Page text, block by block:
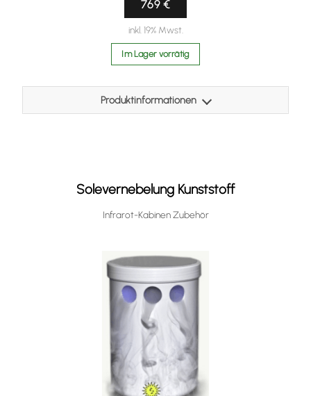
769 €
inkl. 19% Mwst.
Im Lager vorrätig
Produktinformationen
die Sole wird mikroskopisch fein zerstäubt, es entsteht ein
ähnliches Klima wie am Meer.
Nur fein und unjodiertes Salz verwenden, keine Duftstoffe
in den Behälter zusätzlich einfügen, nach dem benutzen
mit klarem Wasser reinigen
Solevernebelung Kunststoff
Infrarot-Kabinen Zubehör